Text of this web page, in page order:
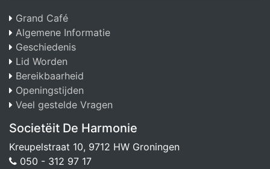
Grand Café
Algemene Informatie
Geschiedenis
Lid Worden
Bereikbaarheid
Openingstijden
Veel gestelde Vragen
Societëit De Harmonie
Kreupelstraat 10, 9712 HW Groningen
050 - 312 97 17